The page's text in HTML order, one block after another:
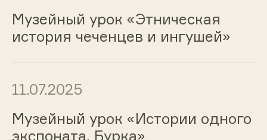
Музейный урок «Этническая
история чеченцев и ингушей»
11.07.2025
Музейный урок «Истории одного
экспоната. Бурка»